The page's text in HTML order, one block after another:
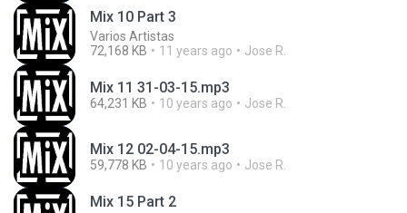
Mix 10 Part 3
Varios Artistas
72,168 KB
11 years ago Jose R.
Mix 11 31-03-15.mp3
64,231 KB 10 years ago Jose R.
Mix 12 02-04-15.mp3
59,778 KB 10 years ago Jose R.
Mix 15 Part 2